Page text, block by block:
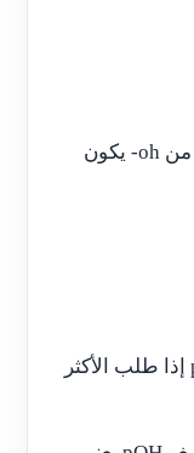
المحلول الذي يحتوي على تركيز أكبر من oh- يكون
رتب من الأصغر pH إلى الأكبر pH إذا طلب الأكثر